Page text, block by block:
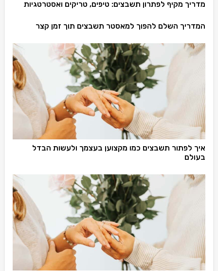
מדריך מקיף לפתרון תשבצים: טיפים, טריקים ואסטרטגיות
המדריך השלם להפוך למאסטר תשבצים תוך זמן קצר
איך לפתור תשבצים כמו מקצוען בעצמך ולעשות הבדל
בעולם